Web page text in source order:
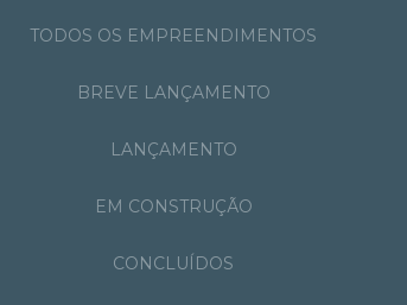
TODOS OS EMPREENDIMENTOS
BREVE LANÇAMENTO
LANÇAMENTO
EM CONSTRUÇÃO
CONCLUÍDOS